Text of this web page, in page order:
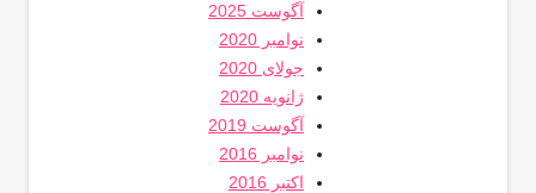
آگوست 2025
نوامبر 2020
جولای 2020
ژانویه 2020
آگوست 2019
نوامبر 2016
اکتبر 2016